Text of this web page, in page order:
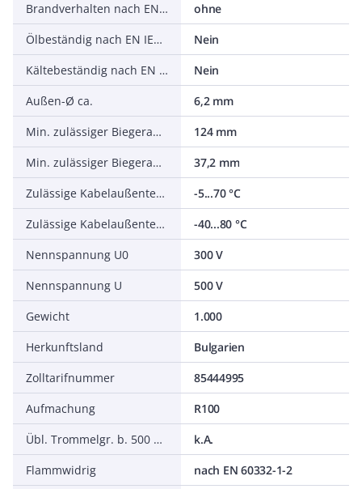
Brandverhalten nach EN 13501-6: Säureentwicklung
ohne
Ölbeständig nach EN IEC 60811-404
Nein
Kältebeständig nach EN 60811-504+505+506
Nein
Außen-Ø ca.
6,2 mm
Min. zulässiger Biegeradius, flexibler Einsatz/freie Bewegung
124 mm
Min. zulässiger Biegeradius, stationärer Einsatz/fest verlegt
37,2 mm
Zulässige Kabelaußentemperatur bei Montage/Handling
-5...70 °C
Zulässige Kabelaußentemperatur nach Montage ohne Erschütterung
-40...80 °C
Nennspannung U0
300 V
Nennspannung U
500 V
Gewicht
1.000
Herkunftsland
Bulgarien
Zolltarifnummer
85444995
Aufmachung
R100
Übl. Trommelgr. b. 500 m Ø m
k.A.
Flammwidrig
nach EN 60332-1-2